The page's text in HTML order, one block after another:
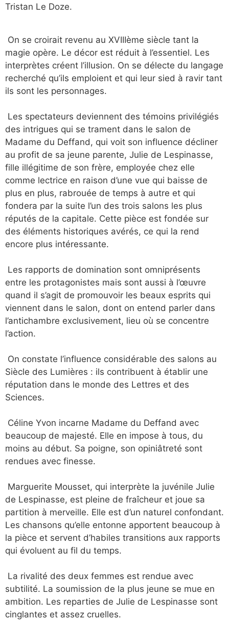
Tristan Le Doze.
On se croirait revenu au XVIIIème siècle tant la
magie opère. Le décor est réduit à l’essentiel. Les
interprètes créent l’illusion. On se délecte du langage
recherché qu’ils emploient et qui leur sied à ravir tant
ils sont les personnages.
Les spectateurs deviennent des témoins privilégiés
des intrigues qui se trament dans le salon de
Madame du Deffand, qui voit son influence décliner
au profit de sa jeune parente, Julie de Lespinasse,
fille illégitime de son frère, employée chez elle
comme lectrice en raison d’une vue qui baisse de
plus en plus, rabrouée de temps à autre et qui
fondera par la suite l’un des trois salons les plus
réputés de la capitale. Cette pièce est fondée sur
des éléments historiques avérés, ce qui la rend
encore plus intéressante.
Les rapports de domination sont omniprésents
entre les protagonistes mais sont aussi à l’œuvre
quand il s’agit de promouvoir les beaux esprits qui
viennent dans le salon, dont on entend parler dans
l’antichambre exclusivement, lieu où se concentre
l’action.
On constate l’influence considérable des salons au
Siècle des Lumières : ils contribuent à établir une
réputation dans le monde des Lettres et des
Sciences.
Céline Yvon incarne Madame du Deffand avec
beaucoup de majesté. Elle en impose à tous, du
moins au début. Sa poigne, son opiniâtreté sont
rendues avec finesse.
Marguerite Mousset, qui interprète la juvénile Julie
de Lespinasse, est pleine de fraîcheur et joue sa
partition à merveille. Elle est d’un naturel confondant.
Les chansons qu’elle entonne apportent beaucoup à
la pièce et servent d’habiles transitions aux rapports
qui évoluent au fil du temps.
La rivalité des deux femmes est rendue avec
subtilité. La soumission de la plus jeune se mue en
ambition. Les reparties de Julie de Lespinasse sont
cinglantes et assez cruelles.